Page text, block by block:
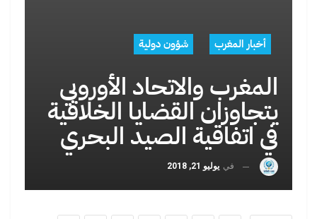
أخبار المغرب شؤون دولية
المغرب والاتحاد الأوروبي
يتجاوزان القضايا الخلافية
في اتفاقية الصيد البحري
في يوليو 21, 2018